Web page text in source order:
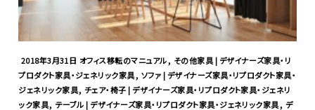
2018年3月31日 オフィス移転のマニュアル, その他家具 | デザイナーズ家具・リ
プロダクト家具・ジェネリック家具, ソファ | デザイナーズ家具・リプロダクト家具・
ジェネリック家具, チェア・椅子 | デザイナーズ家具・リプロダクト家具・ジェネリ
ック家具, テーブル | デザイナーズ家具・リプロダクト家具・ジェネリック家具, デ